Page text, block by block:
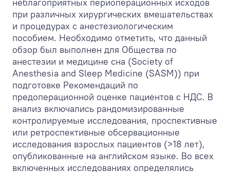
при различных хирургических вмешательствах
и процедурах с анестезиологическим
пособием. Необходимо отметить, что данный
обзор был выполнен для Общества по
анестезии и медицине сна (Society of
Anesthesia and Sleep Medicine (SASM)) при
подготовке Рекомендаций по
предоперационной оценке пациентов с НДС. В
анализ включались рандомизированные
контролируемые исследования, проспективные
или ретроспективные обсервационные
исследования взрослых пациентов (>18 лет),
опубликованные на английском языке. Во всех
включенных исследованиях определялись